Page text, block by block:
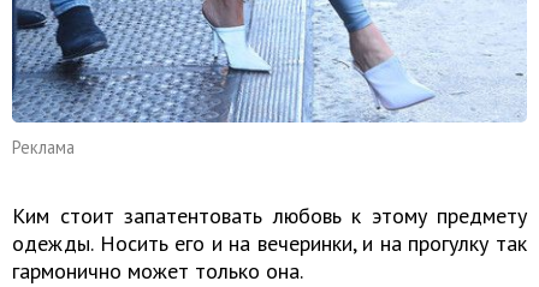
Реклама
Ким стоит запатентовать любовь к этому предмету
одежды. Носить его и на вечеринки, и на прогулку так
гармонично может только она.